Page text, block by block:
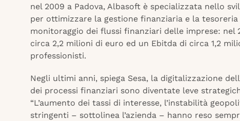
nel 2009 a Padova, Albasoft è specializzata nello
per ottimizzare la gestione finanziaria e la
monitoraggio dei flussi finanziari delle imprese: nel
circa 2,2 milioni di euro ed un Ebitda di circa 1,2
professionisti.
Negli ultimi anni, spiega Sesa, la digitalizzazione
dei processi finanziari sono diventate leve
“L’aumento dei tassi di interesse, l’instabilità
stringenti – sottolinea l’azienda – hanno reso